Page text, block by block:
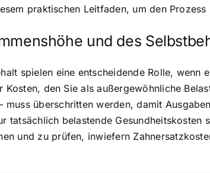
praktischen Leitfaden, um den
und des
spielen eine entscheidende Rolle,
den Sie als außergewöhnliche
muss überschritten werden, damit
tatsächlich belastende
und zu prüfen, inwiefern